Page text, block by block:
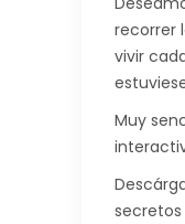
recorrer
vivir
Muy
secretos